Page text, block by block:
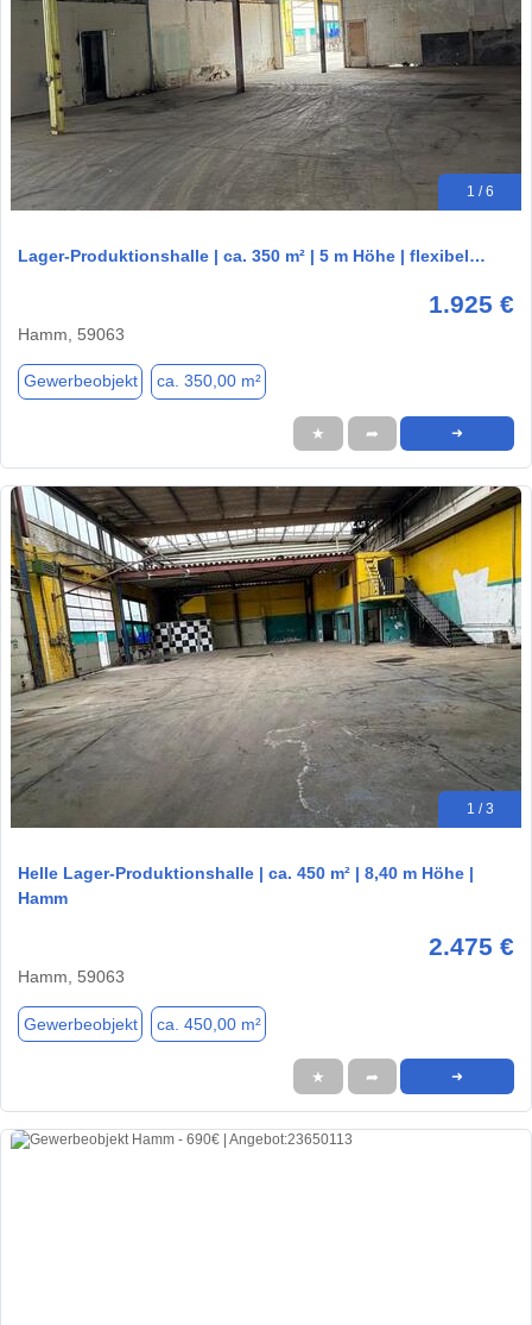
1 / 6
Lager-Produktionshalle | ca. 350 m² | 5 m Höhe | flexibel…
1.925 €
Hamm, 59063
Gewerbeobjekt ca. 350,00 m²
★ ➦ ➜
1 / 3
Helle Lager-Produktionshalle | ca. 450 m² | 8,40 m Höhe |
Hamm
2.475 €
Hamm, 59063
Gewerbeobjekt ca. 450,00 m²
★ ➦ ➜